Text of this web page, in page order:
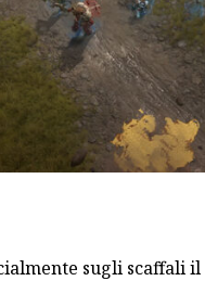
sugli scaffali il